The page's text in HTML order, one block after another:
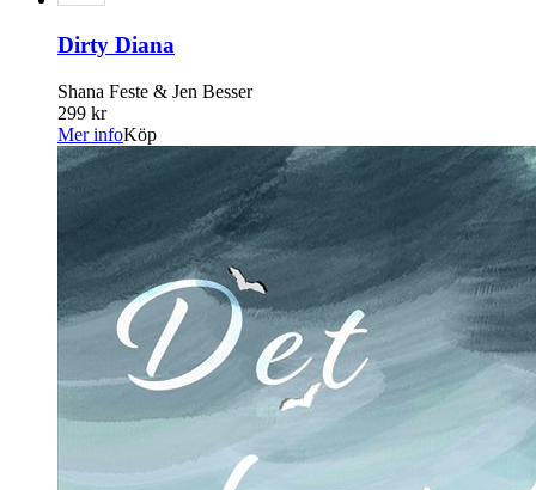
Dirty Diana
Shana Feste & Jen Besser
299 kr
Mer infoKöp